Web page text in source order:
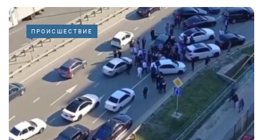
ПРОИСШЕСТВИЕ